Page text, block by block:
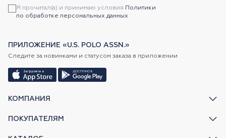
КОМПАНИЯ
ПОКУПАТЕЛЯМ
Я прочитал(а) и принимаю условия Политики
по обработке персональных данных
ПРИЛОЖЕНИЕ «U.S. POLO ASSN.»
Следите за новинками и статусом заказа в приложении